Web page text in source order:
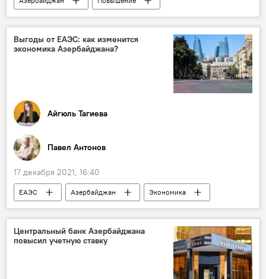
Зарплата
Экономика
Выгоды от ЕАЭС: как изменится
экономика Азербайджана?
Айгюль Тагиева
Павел Антонов
17 декабря 2021, 16:40
ЕАЭС Азербайджан
Экономика
Выгода
Центральный банк Азербайджана
повысил учетную ставку